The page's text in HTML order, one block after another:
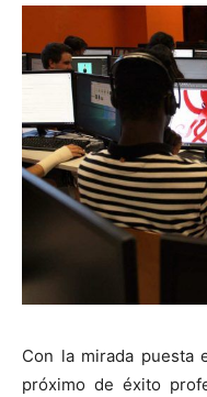
Con la mirada puesta
próximo de éxito